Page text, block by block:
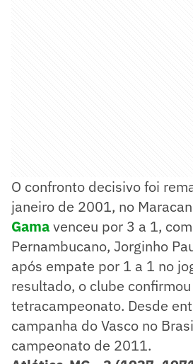
O confronto decisivo foi
janeiro de 2001, no
Gamavenceu por 3 a 1,
Pernambucano, Jorginho
após empate por 1 a 1 no
resultado, o clube
tetracampeonato. Desde
campanha do Vasco no
campeonato de 2011.